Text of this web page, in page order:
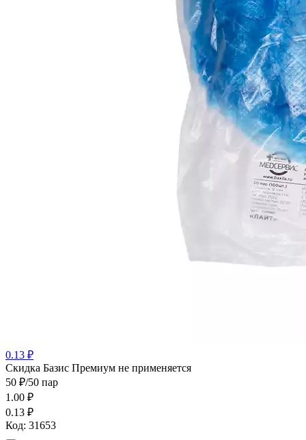
0.13 ₽
Cкидка Базис Премиум не применяется
50 ₽/50 пар
1.00 ₽
0.13 ₽
Код: 31653